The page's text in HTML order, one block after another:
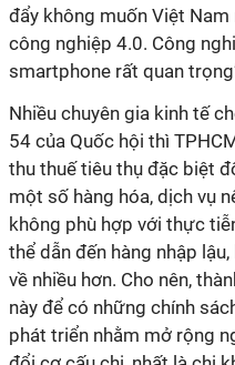
đẩy không muốn Việt
công nghiệp 4.0. Công
smartphone rất quan
Nhiều chuyên gia kinh tế
54 của Quốc hội thì
thu thuế tiêu thụ đặc biệt
một số hàng hóa, dịch vụ
không phù hợp với thực
thể dẫn đến hàng nhập
về nhiều hơn. Cho nên,
này để có những chính
phát triển nhằm mở rộng